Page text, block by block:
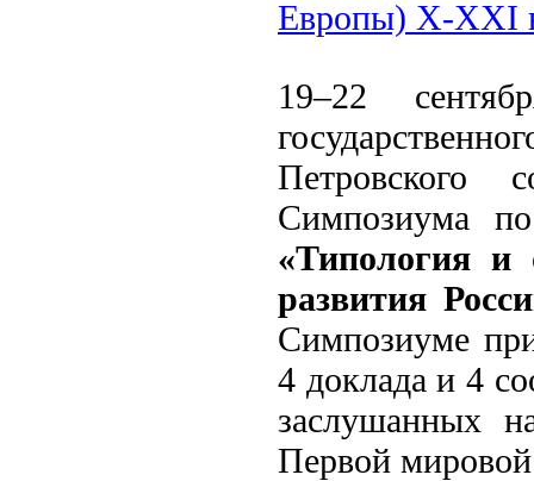
Европы) X-XXI
19–22
Петровского
Симпозиума
«Типология и
развития
Симпозиуме
4 доклада и 4
заслушанных
Первой